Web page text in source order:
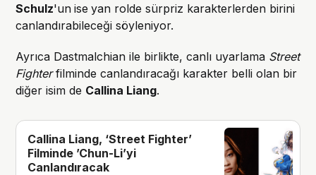
Schulz'un ise yan rolde sürpriz karakterlerden birini
canlandırabileceği söyleniyor.
Ayrıca Dastmalchian ile birlikte, canlı uyarlama Street
Fighterfilminde canlandıracağı karakter belli olan bir
diğer isim de Callina Liang.
Callina Liang, ‘Street Fighter’
Filminde ’Chun-Li’yi
Canlandıracak